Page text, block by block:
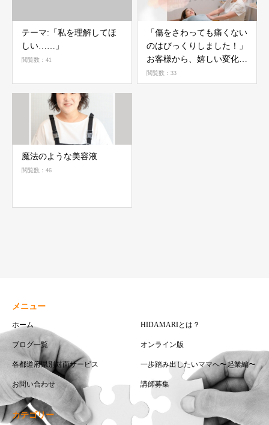
テーマ:「私を理解してほ
しい……」
閲覧数：41
「傷をさわっても痛くない
のはびっくりしました！」
お客様から、嬉しい変化の
お声をいただきました！
閲覧数：33
魔法のような美容液
閲覧数：46
メニュー
ホーム HIDAMARIとは？
ブログ一覧 オンライン版
各都道府県別対面サービス 一歩踏み出したいママへ〜起業編〜
お問い合わせ 講師募集
カテゴリー